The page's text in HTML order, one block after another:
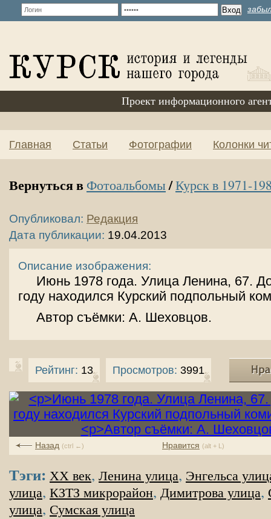
Проект информационного
Главная Статьи Фотографии Колонки
Вернуться в Фотоальбомы/Курск в 1971-
Опубликовал: Редакция
Дата публикации: 19.04.2013
Описание изображения:
Июнь 1978 года. Улица Ленина, 67.
году находился Курский подпольный
Автор съёмки: А. Шеховцов.
Рейтинг: 13 Просмотров: 3991
Нравится (alt + L)
Назад (ctrl ←)
Тэги: XX век, Ленина улица, Энгельса
улица, КЗТЗ микрорайон, Димитрова улица,
улица, Сумская улица